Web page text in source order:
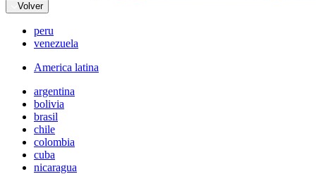
Volver
peru
venezuela
America latina
argentina
bolivia
brasil
chile
colombia
cuba
nicaragua